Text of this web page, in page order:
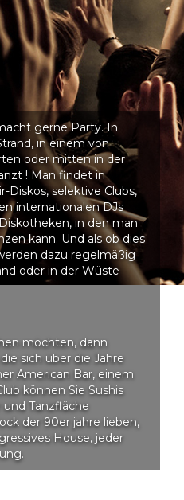
gerne Party. In
in einem von
oder mitten in der
! Man findet in
Diskos, selektive Clubs,
internationalen DJs
in den man
kann. Und als ob dies
dazu regelmäßig
oder in der Wüste
möchten, dann
sich über die Jahre
American Bar, einem
können Sie Sushis
und Tanzfläche
der 90er jahre lieben,
House, jeder